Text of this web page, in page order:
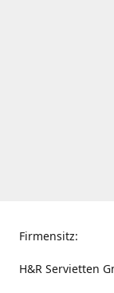
Firmensitz:
H&R Servietten